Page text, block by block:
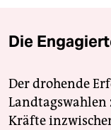
Die
Der drohende
Landtagswahlen
Kräfte